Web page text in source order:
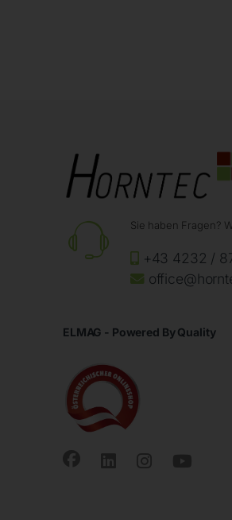
Sie haben Fragen?
+43 4232 /
ELMAG - Powered By Quality